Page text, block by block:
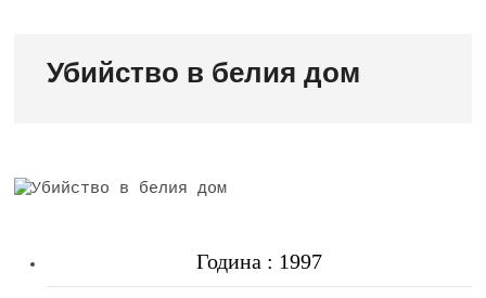
Убийство в белия дом
Година : 1997